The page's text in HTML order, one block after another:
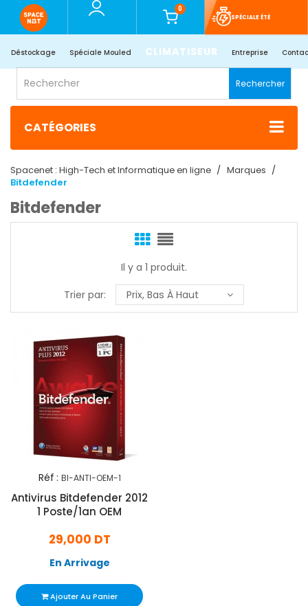
0
SPÉCIALE ÉTÉ
Déstockage Spéciale Mouled CLIMATISEUR Entreprise
Rechercher
CATÉGORIES
Spacenet : High-Tech et Informatique en ligne
Marques
Bitdefender
Bitdefender
Il y a 1 produit.
Trier par:
Prix, Bas À Haut
Réf : BI-ANTI-OEM-1
Antivirus Bitdefender 2012
1 Poste/1an OEM
29,000 DT
En Arrivage
Ajouter Au Panier